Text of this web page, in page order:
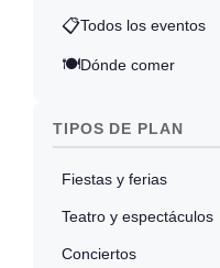
📋Todos los eventos
🍽️Dónde comer
TIPOS DE PLAN
Fiestas y ferias
Teatro y espectáculos
Conciertos